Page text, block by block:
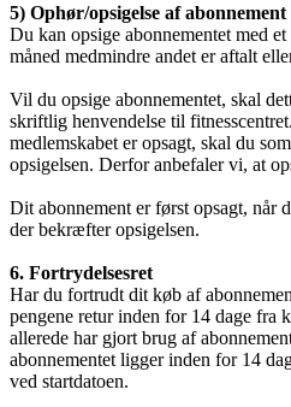
5) Ophør/opsigelse af abonnement
Du kan opsige abonnementet med
måned medmindre andet er aftalt
Vil du opsige abonnementet, skal
skriftlig henvendelse til
medlemskabet er opsagt, skal du
opsigelsen. Derfor anbefaler vi, at
Dit abonnement er først opsagt, når
der bekræfter opsigelsen.
6. Fortrydelsesret
Har du fortrudt dit køb af
pengene retur inden for 14 dage fra
allerede har gjort brug af
abonnementet ligger inden for 14
ved startdatoen.